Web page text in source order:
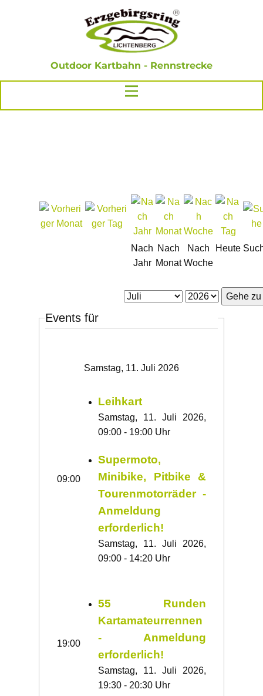
Outdoor Kartbahn - Rennstrecke
Nach
Jahr
Nach
Monat
Nach
Woche
Heute
Gehe
Events für
Samstag, 11. Juli 2026
09:00
Leihkart
Samstag, 11. Juli 2026,
09:00 - 19:00 Uhr
Supermoto,
Minibike, Pitbike &
Tourenmotorräder -
Anmeldung
erforderlich!
Samstag, 11. Juli 2026,
09:00 - 14:20 Uhr
19:00
55 Runden
Kartamateurrennen
- Anmeldung
erforderlich!
Samstag, 11. Juli 2026,
19:30 - 20:30 Uhr